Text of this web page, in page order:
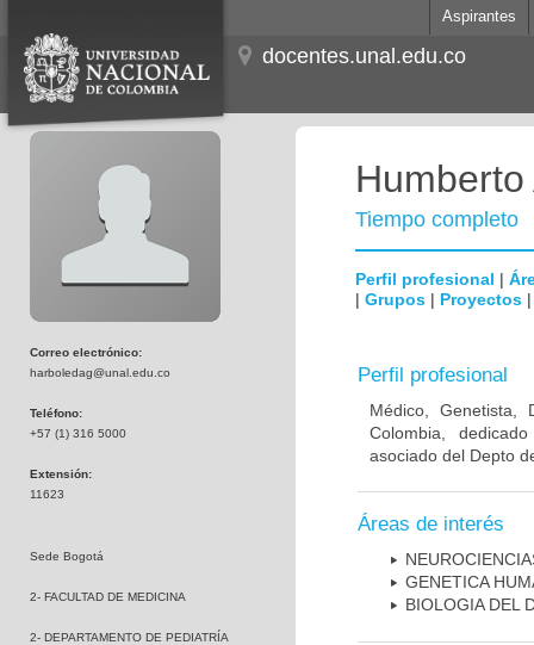
Aspirantes
docentes.unal.edu.co
Correo electrónico:
harboledag@unal.edu.co
Teléfono:
+57 (1) 316 5000
Extensión:
11623
Sede Bogotá
2- FACULTAD DE MEDICINA
2- DEPARTAMENTO DE PEDIATRÍA
Tiempo completo
Perfil profesional |
| Grupos | Proyectos
Perfil profesional
Médico, Genetista,
Colombia,
asociado del Depto
Áreas de interés
GENETICA
BIOLOGIA DEL